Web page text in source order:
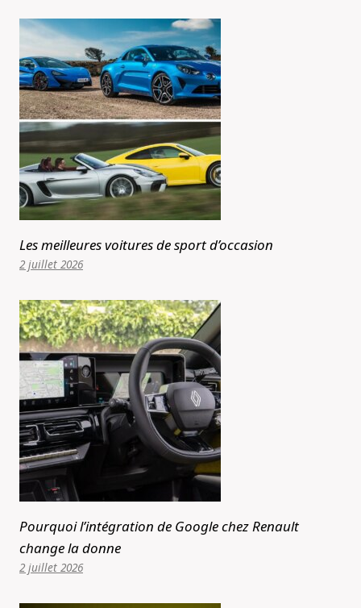
Les meilleures voitures de sport d’occasion
2 juillet 2026
Pourquoi l’intégration de Google chez Renault
change la donne
2 juillet 2026